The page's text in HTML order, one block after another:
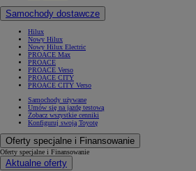
Samochody dostawcze
Hilux
Nowy Hilux
Nowy Hilux Electric
PROACE Max
PROACE
PROACE Verso
PROACE CITY
PROACE CITY Verso
Samochody używane
Umów się na jazdę testową
Zobacz wszystkie cenniki
Konfiguruj swoją Toyotę
Oferty specjalne i Finansowanie
Oferty specjalne i Finansowanie
Aktualne oferty